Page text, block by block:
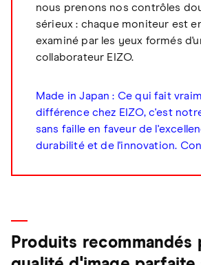
nous prenons nos contrôles
sérieux : chaque moniteur est
examiné par les yeux formés
collaborateur EIZO.
Made in Japan : Ce qui fait
différence chez EIZO, c'est
sans faille en faveur de
durabilité et de l'innovation.
Produits recommandés